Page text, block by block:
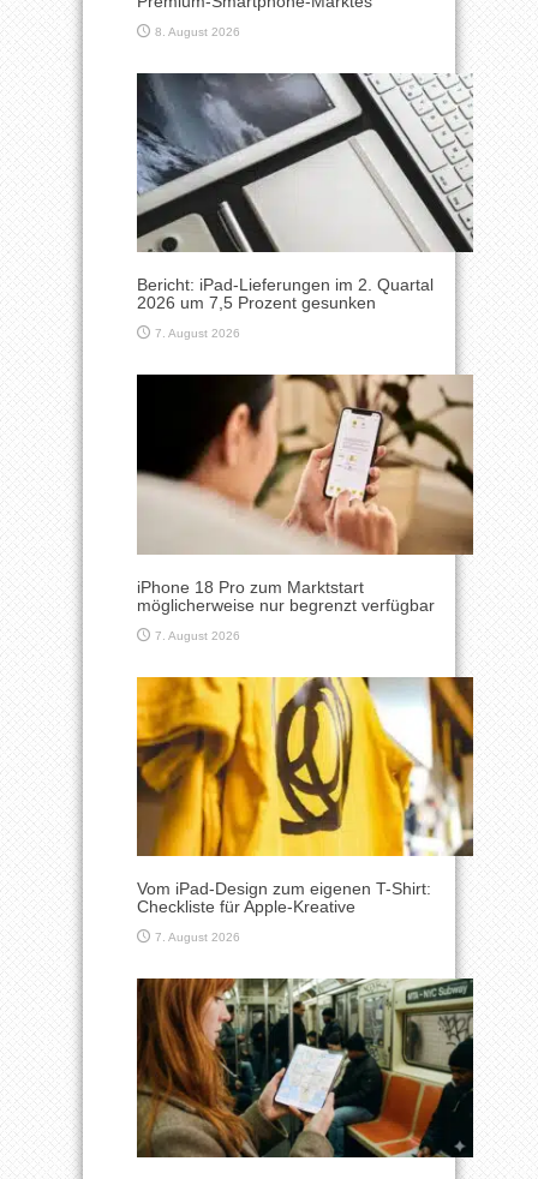
8. August 2026
Bericht: iPad-Lieferungen im 2. Quartal
2026 um 7,5 Prozent gesunken
7. August 2026
iPhone 18 Pro zum Marktstart
möglicherweise nur begrenzt verfügbar
7. August 2026
Vom iPad-Design zum eigenen T-Shirt:
Checkliste für Apple-Kreative
7. August 2026